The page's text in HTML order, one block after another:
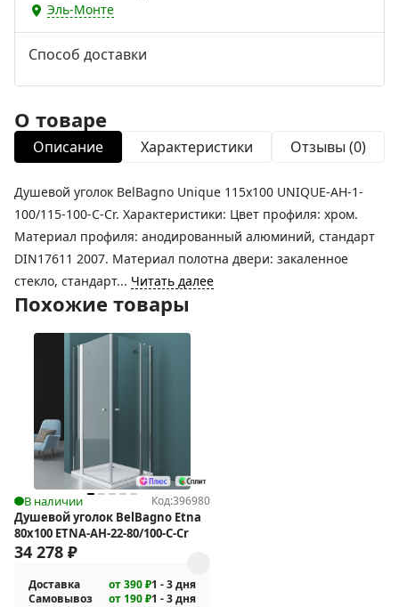
Эль-Монте
Способ доставки
О товаре
Описание Характеристики Отзывы (0)
Душевой уголок BelBagno Unique 115х100 UNIQUE-AH-1-
100/115-100-C-Cr. Характеристики: Цвет профиля: хром.
Материал профиля: анодированный алюминий, стандарт
DIN17611 2007. Материал полотна двери: закаленное
стекло, стандарт... Читать далее
Похожие товары
В наличии Код:396980
Душевой уголок BelBagno Etna
80х100 ETNA-AH-22-80/100-C-Cr
34 278 ₽
Доставка от 390 ₽1 - 3 дня
Самовывоз
от 190 ₽1 - 3 дня